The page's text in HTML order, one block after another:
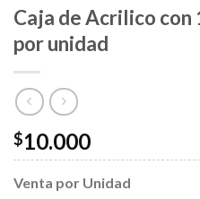
Caja de Acrilico con
por unidad
$10.000
Venta por Unidad